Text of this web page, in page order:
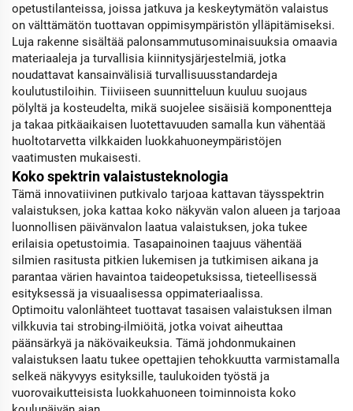
opetustilanteissa, joissa jatkuva ja keskeytymätön valaistus
on välttämätön tuottavan oppimisympäristön ylläpitämiseksi.
Luja rakenne sisältää palonsammutusominaisuuksia omaavia
materiaaleja ja turvallisia kiinnitysjärjestelmiä, jotka
noudattavat kansainvälisiä turvallisuusstandardeja
koulutustiloihin. Tiiviiseen suunnitteluun kuuluu suojaus
pölyltä ja kosteudelta, mikä suojelee sisäisiä komponentteja
ja takaa pitkäaikaisen luotettavuuden samalla kun vähentää
huoltotarvetta vilkkaiden luokkahuoneympäristöjen
vaatimusten mukaisesti.
Koko spektrin valaistusteknologia
Tämä innovatiivinen putkivalo tarjoaa kattavan täysspektrin
valaistuksen, joka kattaa koko näkyvän valon alueen ja tarjoaa
luonnollisen päivänvalon laatua valaistuksen, joka tukee
erilaisia opetustoimia. Tasapainoinen taajuus vähentää
silmien rasitusta pitkien lukemisen ja tutkimisen aikana ja
parantaa värien havaintoa taideopetuksissa, tieteellisessä
esityksessä ja visuaalisessa oppimateriaalissa.
Optimoitu valonlähteet tuottavat tasaisen valaistuksen ilman
vilkkuvia tai strobing-ilmiöitä, jotka voivat aiheuttaa
päänsärkyä ja näkövaikeuksia. Tämä johdonmukainen
valaistuksen laatu tukee opettajien tehokkuutta varmistamalla
selkeä näkyvyys esityksille, taulukoiden työstä ja
vuorovaikutteisista luokkahuoneen toiminnoista koko